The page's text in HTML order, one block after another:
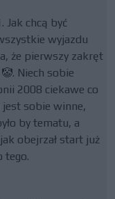
Jak chcą być
wyjazdu
że pierwszy zakręt
Niech sobie
2008 ciekawe co
jest sobie winne,
by tematu, a
obejrzał start już
tego.